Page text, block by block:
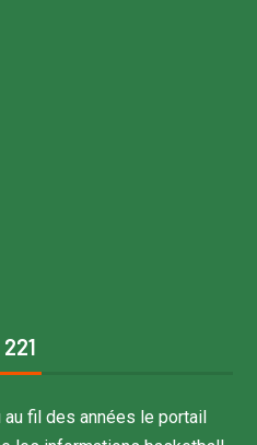
fil des années le portail